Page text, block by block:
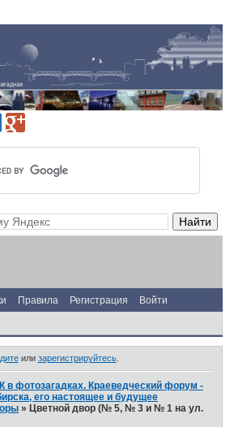
Правила Регистрация Войти
или зарегистрируйтесь.
фотозагадках. Краеведческий форум -
его настоящее и будущее
» Цветной двор (№ 5, № 3 и № 1 на ул.